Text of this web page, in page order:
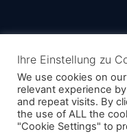
Impressum
Datenschutzerklärung
Ihre Einstellung zu
We use cookies on
relevant experience
and repeat visits. By
the use of ALL the
"Cookie Settings" to